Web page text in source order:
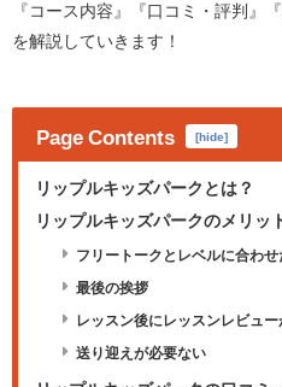
『コース内容』『口コミ・評判』
を解説していきます！
Page Contents [hide]
リップルキッズパークとは？
リップルキッズパークのメリッ
フリートークとレベルに合わせ
最後の挨拶
レッスン後にレッスンレビュー
送り迎えが必要ない